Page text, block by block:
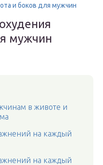
и боков для мужчин
мужчин
в животе и
на каждый
на каждый